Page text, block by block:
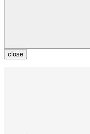
close